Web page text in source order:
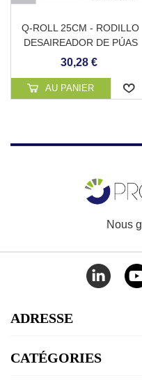
Q-ROLL 25CM - RODILLO
DESAIREADOR DE PÚAS
CON MANGO
30,28 €
AU PANIER
Nous
ADRESSE
CATÉGORIES